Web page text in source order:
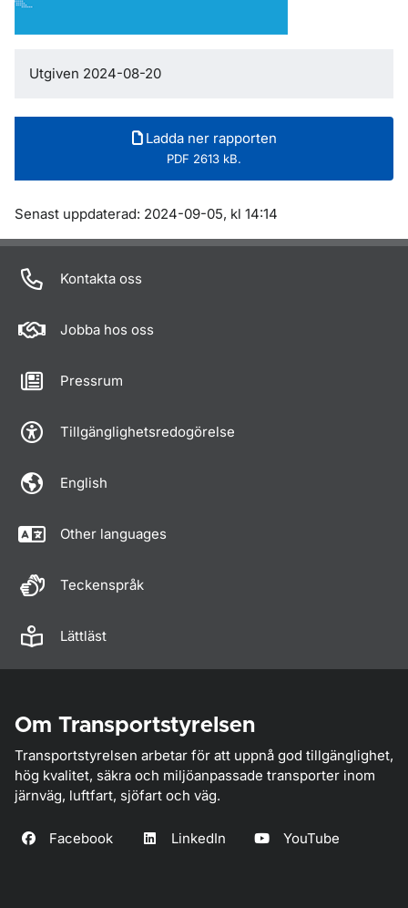
Utgiven 2024-08-20
Ladda ner rapporten
PDF 2613 kB.
Om sidan
Senast uppdaterad: 2024-09-05, kl 14:14
Kontakta oss
Jobba hos oss
Pressrum
Tillgänglighetsredogörelse
English
Other languages
Teckenspråk
Lättläst
Om Transportstyrelsen
Transportstyrelsen arbetar för att uppnå god tillgänglighet,
hög kvalitet, säkra och miljöanpassade transporter inom
järnväg, luftfart, sjöfart och väg.
Facebook LinkedIn YouTube